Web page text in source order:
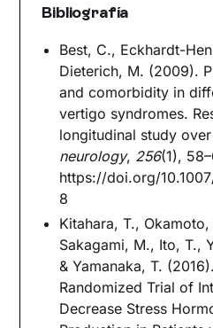
Bibliografía
Best, C., Eckhardt-
Dieterich, M. (2009).
and comorbidity in
vertigo syndromes.
longitudinal study
neurology, 256(1),
https://doi.org/
8
Kitahara, T.,
Sakagami, M., Ito, T.,
& Yamanaka, T.
Randomized Trial of
Decrease Stress